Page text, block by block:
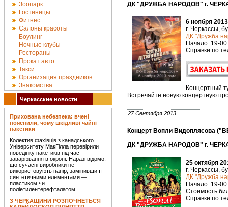
Зоопарк
Гостиницы
Фитнес
Салоны красоты
Боулинг
Ночные клубы
Рестораны
Прокат авто
Такси
Организация праздников
Знакомства
Черкасские новости
Прихована небезпека: вчені
пояснили, чому шкідливі чайні
пакетики
Колектив фахівців з канадського
Університету МакГілла перевірили
поведінку пакетиків під час
заварювання в окропі. Наразі відомо,
що сучасні виробники не
використовують папір, замінивши її
синтетичними елементами —
пластиком чи
поліетилентерефталатом
З ЧЕРКАЩИНИ РОЗПОЧНЕТЬСЯ
ДК "ДРУЖБА НАРОДОВ" г.
6 ноября
г. Черкассы,
ДК "Дружба
Начало: 19-00.
Справки по
Концертный
Встречайте новую концертную
27 Сентября 2013
Концерт Вопли Видоплясова
ДК "ДРУЖБА НАРОДОВ" г.
25 октября
г. Черкассы,
ДК "Дружба
Начало: 19-00.
Стоимость
Справки по